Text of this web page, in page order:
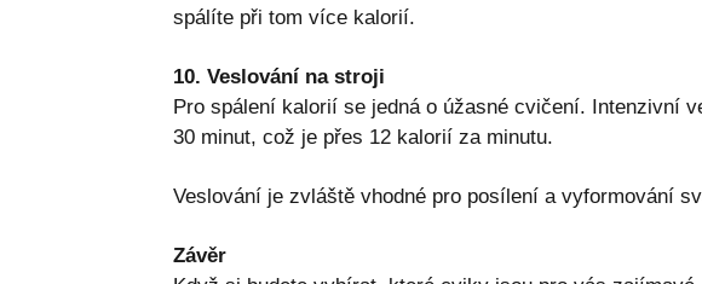
spálíte při tom více kalorií.
10. Veslování na stroji
Pro spálení kalorií se jedná o úžasné cvičení. Intenzivní
30 minut, což je přes 12 kalorií za minutu.
Veslování je zvláště vhodné pro posílení a vyformování
Závěr